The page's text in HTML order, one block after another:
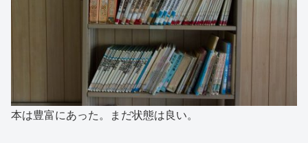
本は豊富にあった。まだ状態は良い。